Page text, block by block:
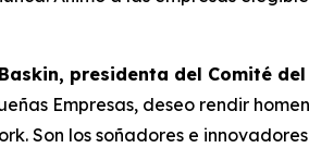
presidenta del Comité
Empresas, deseo rendir
Son los soñadores e